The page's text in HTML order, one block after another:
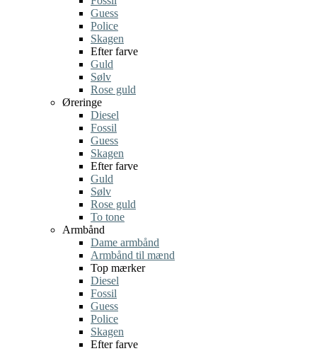
Guess
Police
Skagen
Efter farve
Guld
Sølv
Rose guld
Øreringe
Diesel
Fossil
Guess
Skagen
Efter farve
Guld
Sølv
Rose guld
To tone
Armbånd
Dame armbånd
Armbånd til mænd
Top mærker
Diesel
Fossil
Guess
Police
Skagen
Efter farve